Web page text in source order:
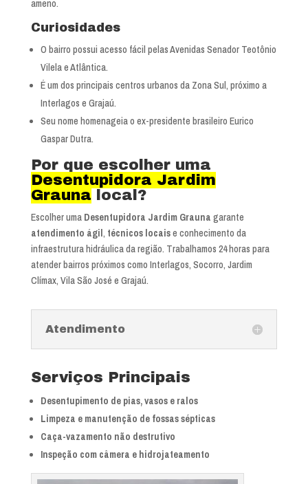
ameno.
Curiosidades
O bairro possui acesso fácil pelas Avenidas Senador Teotônio
Vilela e Atlântica.
É um dos principais centros urbanos da Zona Sul, próximo a
Interlagos e Grajaú.
Seu nome homenageia o ex-presidente brasileiro Eurico
Gaspar Dutra.
Por que escolher uma
Desentupidora Jardim
Grauna local?
Escolher uma Desentupidora Jardim Grauna garante
atendimento ágil, técnicos locaise conhecimento da
infraestrutura hidráulica da região. Trabalhamos 24 horas para
atender bairros próximos como Interlagos, Socorro, Jardim
Clímax, Vila São José e Grajaú.
Atendimento
Serviços Principais
Desentupimento de pias, vasos e ralos
Limpeza e manutenção de fossas sépticas
Caça-vazamento não destrutivo
Inspeção com câmera e hidrojateamento